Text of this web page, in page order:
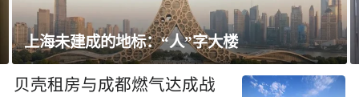
飘窗竟然能变身全屋C位 都后悔没早知道
贝壳租房与成都燃气达成战